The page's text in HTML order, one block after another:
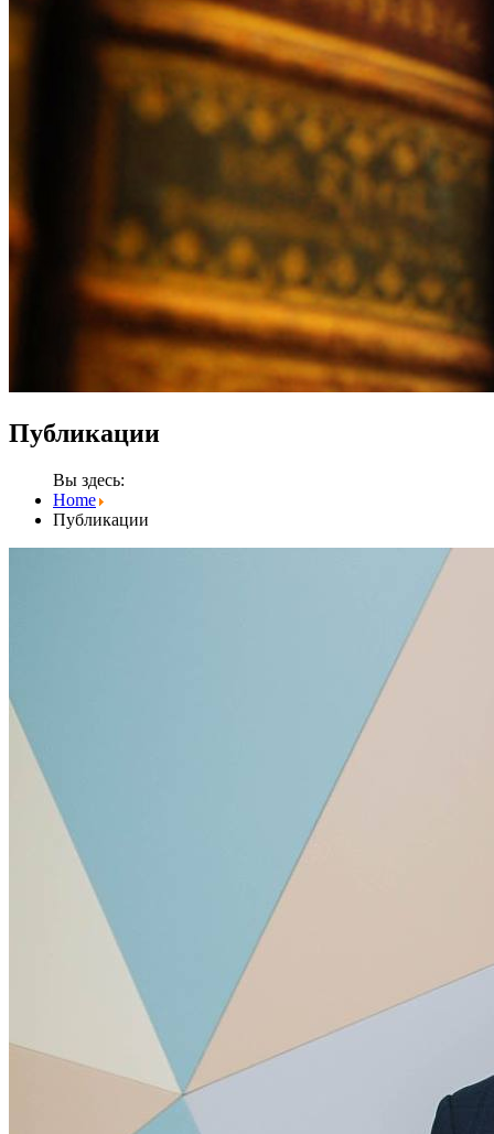
Публикации
Вы здесь:
Home
Публикации